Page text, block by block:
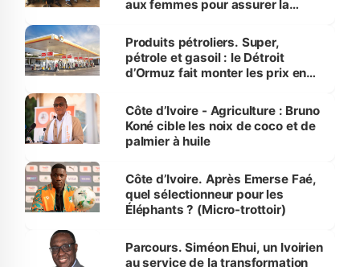
aux femmes pour assurer la
menacées
Produits pétroliers. Super,
pétrole et gasoil : le Détroit
d’Ormuz fait monter les prix en
Côte d’Ivoire - Agriculture : Bruno
Koné cible les noix de coco et de
palmier à huile
Côte d’Ivoire. Après Emerse Faé,
quel sélectionneur pour les
Éléphants ? (Micro-trottoir)
Parcours. Siméon Ehui, un Ivoirien
au service de la transformation